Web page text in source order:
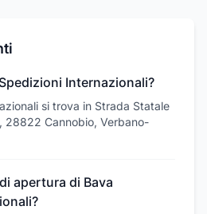
Internazionali?
si trova in Strada Statale
28822 Cannobio, Verbano-
apertura di Bava